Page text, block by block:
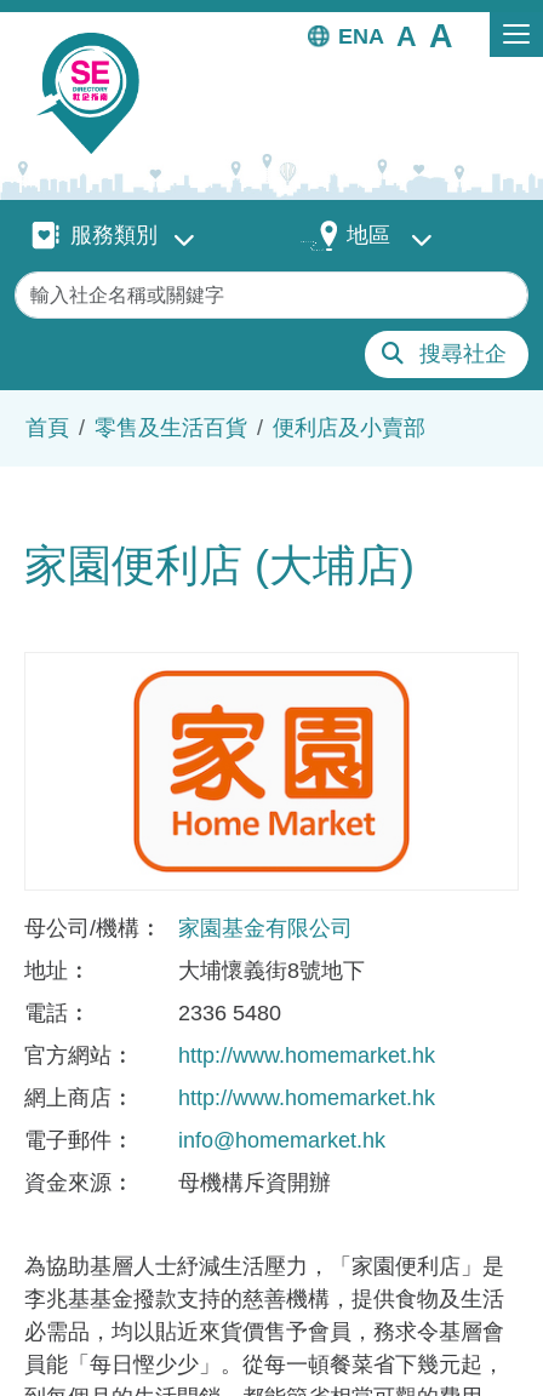
移至主內容
EN
服務類別服務類別 地區 地區
關鍵字
搜尋社企
首頁 零售及生活百貨 便利店及小賣部
家園便利店 (大埔店)
母公司/機構
家園基金有限公司
地址
大埔懷義街8號地下
電話
2336 5480
官方網站
http://www.homemarket.hk
網上商店
http://www.homemarket.hk
電子郵件
info@homemarket.hk
資金來​源
母機構斥資開辦
為協助基層人士紓減生活壓力，「家園便利店」是
李兆基基金撥款支持的慈善機構，提供食物及生活
必需品，均以貼近來貨價售予會員，務求令基層會
員能「每日慳少少」。從每一頓餐菜省下幾元起，